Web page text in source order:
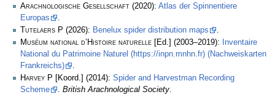
Arachnologische Gesellschaft (2020): Atlas der Spinnentiere
Europas
Tutelaers P (2026): Benelux spider distribution maps
.
Muséum national d’Histoire naturelle [Ed.] (2003–2019):
Inventaire
National du Patrimoine Naturel (https://inpn.mnhn.fr) (Nachweiskarten
Frankreichs)
.
Harvey P [Koord.] (2014): Spider and Harvestman Recording
Scheme
. British Arachnological Society.